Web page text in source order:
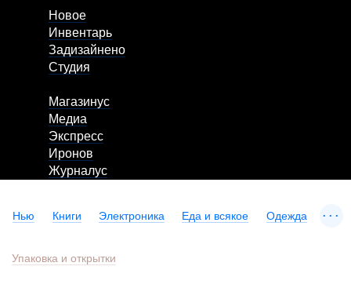
Новое
Инвентарь
Задизайнено
Студия
Магазинус
Медиа
Экспресс
Иронов
Журналус
Нью Книги Электроника Еда и всякое Одежда ...
Упаковка и открытки